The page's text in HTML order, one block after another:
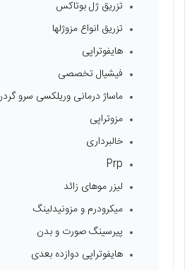
تزریق ژل بوتاکس
تزریق انواع مزوژلها
هایفوتراپی
فیشیال تخصصی
ماساژ درمانی وریلکسی سرو
مزوتراپی
خالبرداری
Prp
لیزر موهای زائد
میکرودرم و مزونیدلینگ
پیرسینگ صورت و بدن
هایفوتراپی دوازده بعدی